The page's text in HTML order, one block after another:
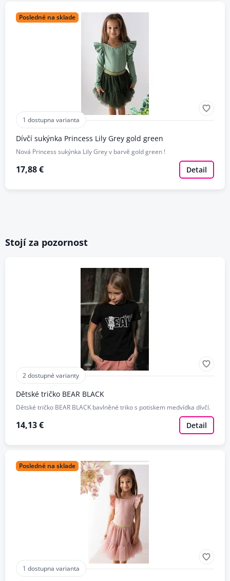
Posledné na sklade
1 dostupna varianta
Dívčí sukýnka Princess Lily Grey gold green
Nová Princess sukýnka Lily Grey v barvě gold green !
17,88 € Detail
Stojí za pozornost
2 dostupné varianty
Dětské tričko BEAR BLACK
Dětské tričko BEAR BLACK bavlněné triko s potiskem medvídka dívčí.
14,13 € Detail
Posledné na sklade
1 dostupna varianta